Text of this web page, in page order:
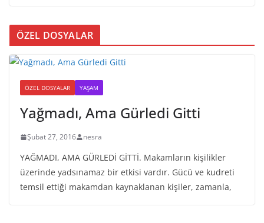
ÖZEL DOSYALAR
ÖZEL DOSYALAR YAŞAM
Yağmadı, Ama Gürledi Gitti
Şubat 27, 2016 nesra
YAĞMADI, AMA GÜRLEDİ GİTTİ. Makamların kişilikler
üzerinde yadsınamaz bir etkisi vardır. Gücü ve kudreti
temsil ettiği makamdan kaynaklanan kişiler, zamanla,